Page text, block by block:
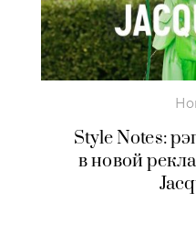
Style Notes:
в новой